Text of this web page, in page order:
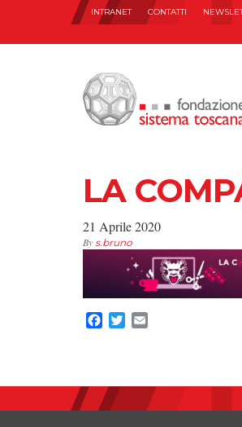
INTRANET CONTATTI
LA
21 Aprile 2020
By s.bruno
Facebook
Twitter